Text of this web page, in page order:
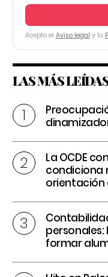
Acepto el Aviso legal y la
LAS MÁS
La OCDE
condiciona
formar